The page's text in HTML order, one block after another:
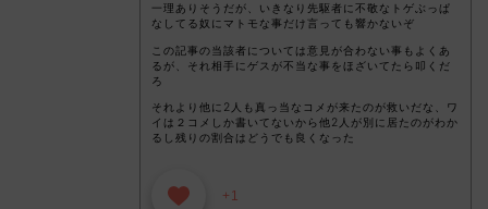
一理ありそうだが、いきなり先駆者に不敬なトゲぶっぱ
なしてる奴にマトモな事だけ言っても響かないぞ
この記事の当該者については意見が合わない事もよくあ
るが、それ相手にゲスが不当な事をほざいてたら叩くだ
ろ
それより他に2人も真っ当なコメが来たのが救いだな、ワ
イは２コメしか書いてないから他2人が別に居たのがわか
るし残りの割合はどうでも良くなった
+1